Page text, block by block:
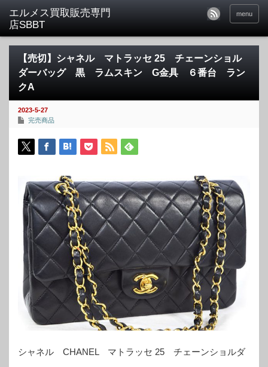
menu
【売切】シャネル マトラッセ 25 チェーンショル
ダーバッグ 黒 ラムスキン G金具 ６番台 ラン
クA
2023-5-27
完売商品
シャネル CHANEL マトラッセ 25 チェーンショルダ